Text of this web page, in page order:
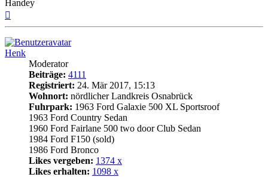
Handey
Henk
Moderator
Beiträge: 4111
Registriert: 24. Mär 2017, 15:13
Wohnort: nördlicher Landkreis Osnabrück
Fuhrpark: 1963 Ford Galaxie 500 XL Sportsroof
1963 Ford Country Sedan
1960 Ford Fairlane 500 two door Club Sedan
1984 Ford F150 (sold)
1986 Ford Bronco
Likes vergeben: 1374 x
Likes erhalten: 1098 x